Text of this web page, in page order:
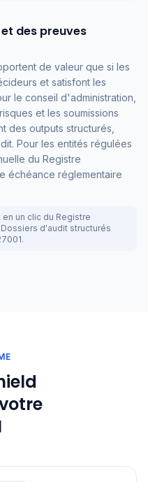
des preuves
de valeur que si les
et satisfont les
le conseil d'administration,
et les soumissions
des outputs structurés,
Pour les entités régulées
du Registre
échéance réglementaire
un clic du Registre
d'audit structurés